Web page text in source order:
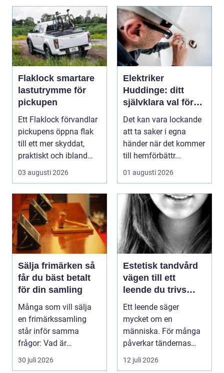
Flaklock smartare
lastutrymme för
pickupen
Ett Flaklock förvandlar
pickupens öppna flak
till ett mer skyddat,
praktiskt och ibland
också mer br...
03 augusti 2026
Elektriker
Huddinge: ditt
självklara val för
säker elinstallation
Det kan vara lockande
att ta saker i egna
händer när det kommer
till hemförbättr...
01 augusti 2026
Sälja frimärken så
får du bäst betalt
för din samling
Många som vill sälja
en frimärkssamling
står inför samma
frågor: Vad är
samlingen värd? Var
vänder m...
30 juli 2026
Estetisk tandvård
vägen till ett
leende du trivs
med
Ett leende säger
mycket om en
människa. För många
påverkar tändernas
utseende både
självförtroendet ...
12 juli 2026